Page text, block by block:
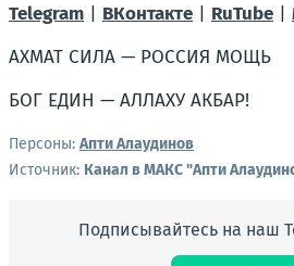
Telegram
ВКонтакте RuTube
АХМАТ СИЛА — РОССИЯ МОЩЬ
БОГ ЕДИН — АЛЛАХУ АКБАР!
Персоны: Апти Алаудинов
Источник: Канал в МАКС "Апти
Подписывайтесь на наш